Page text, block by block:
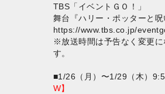
TBS「イベントＧＯ！」
舞台『ハリー・ポッターと
https://www.tbs.co.jp/
※放送時間は予告なく変更に
す。
■1/26（月）〜1/29（木）
W】